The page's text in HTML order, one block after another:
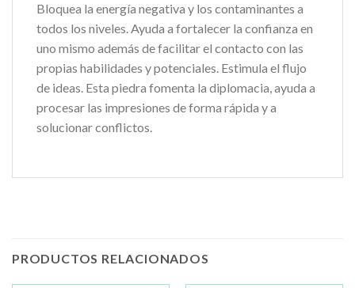
Bloquea la energía negativa y los contaminantes a
todos los niveles. Ayuda a fortalecer la confianza en
uno mismo además de facilitar el contacto con las
propias habilidades y potenciales. Estimula el flujo
de ideas. Esta piedra fomenta la diplomacia, ayuda a
procesar las impresiones de forma rápida y a
solucionar conflictos.
PRODUCTOS RELACIONADOS